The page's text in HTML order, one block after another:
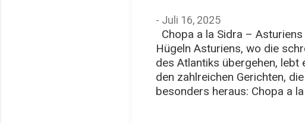
- Juli 16, 2025
Chopa a la Sidra –
Hügeln Asturiens, wo die
des Atlantiks übergehen,
den zahlreichen Gerichten,
besonders heraus: Chopa a